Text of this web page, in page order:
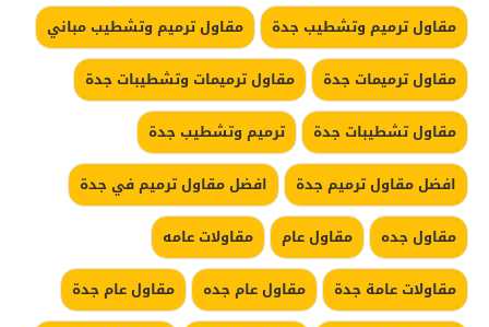
مقاول ترميم وتشطيب جدة
مقاول ترميم وتشطيب مباني
مقاول ترميمات جدة
مقاول ترميمات وتشطيبات جدة
مقاول تشطيبات جدة
ترميم وتشطيب جدة
افضل مقاول ترميم جدة
افضل مقاول ترميم في جدة
مقاول جده
مقاول عام
مقاولات عامه
مقاولات عامة جدة
مقاول عام جده
مقاول عام جدة